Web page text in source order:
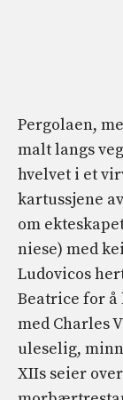
Pergolaen,
malt langs
hvelvet i et
kartussjene
om
niese) med
Ludovicos
Beatrice for
med Charles
uleselig,
XIIs seier